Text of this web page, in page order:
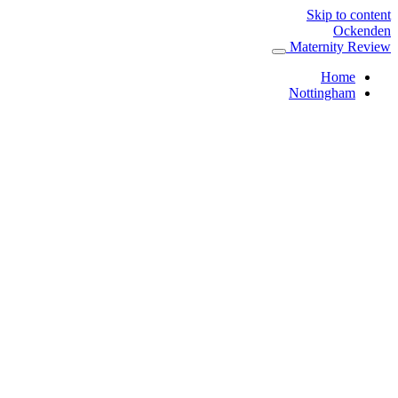
Skip to content
Ockenden
Maternity Review
Home
Nottingham